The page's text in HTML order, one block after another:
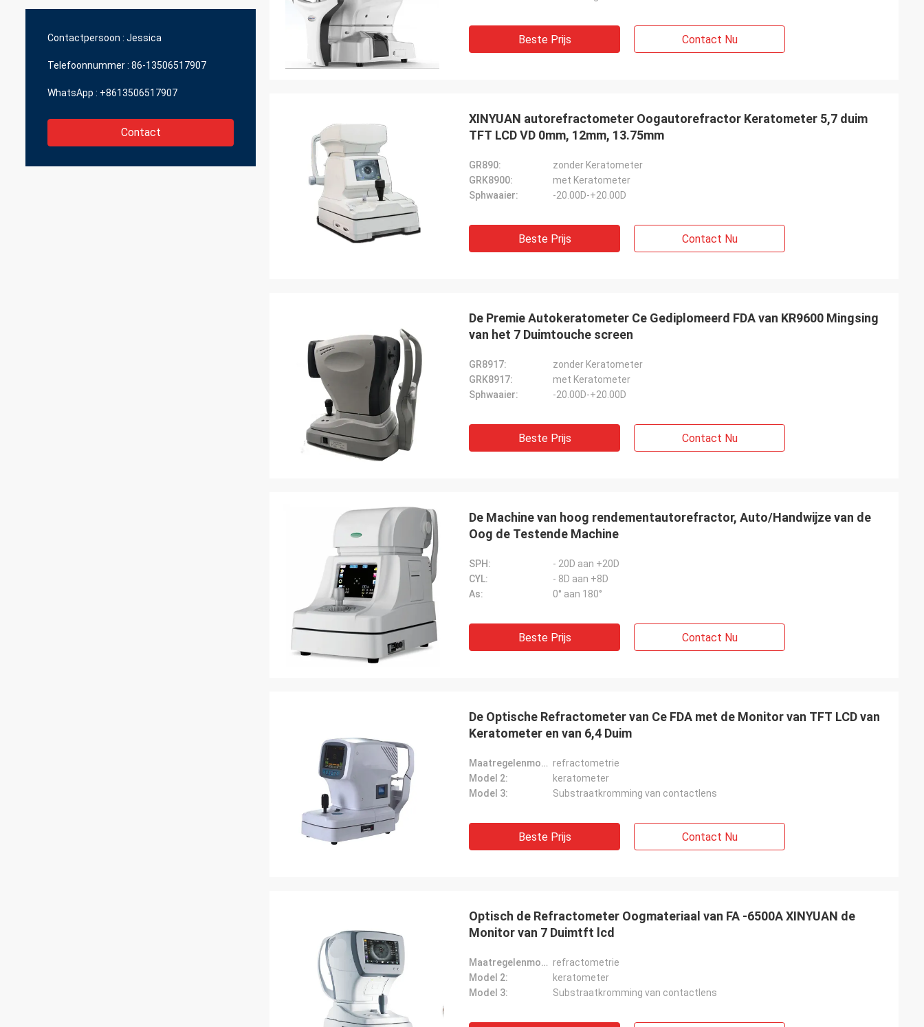
Contactpersoon : Jessica
Telefoonnummer : 86-13506517907
WhatsApp : +8613506517907
Contact
Beste Prijs Contact Nu
XINYUAN autorefractometer Oogautorefractor Keratometer 5,7 duim
TFT LCD VD 0mm, 12mm, 13.75mm
GR890:
zonder Keratometer
GRK8900:
met Keratometer
Sphwaaier:
-20.00D-+20.00D
Beste Prijs Contact Nu
De Premie Autokeratometer Ce Gediplomeerd FDA van KR9600 Mingsing
van het 7 Duimtouche screen
GR8917:
zonder Keratometer
GRK8917:
met Keratometer
Sphwaaier:
-20.00D-+20.00D
Beste Prijs Contact Nu
De Machine van hoog rendementautorefractor, Auto/Handwijze van de
Oog de Testende Machine
SPH:
‐ 20D aan +20D
CYL:
‐ 8D aan +8D
As:
0° aan 180°
Beste Prijs Contact Nu
De Optische Refractometer van Ce FDA met de Monitor van TFT LCD van
Keratometer en van 6,4 Duim
Maatregelenmodel 1: refractometrie
Model 2:
keratometer
Model 3:
Substraatkromming van contactlens
Beste Prijs Contact Nu
Optisch de Refractometer Oogmateriaal van FA -6500A XINYUAN de
Monitor van 7 Duimtft lcd
Maatregelenmodel 1: refractometrie
Model 2:
keratometer
Model 3:
Substraatkromming van contactlens